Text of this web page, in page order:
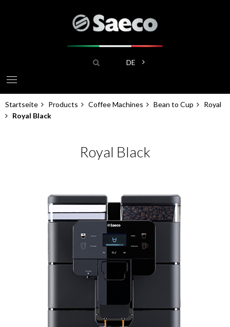
DE Weitere Aktionen auflisten
Pfadnavigation
Startseite Products Coffee Machines Bean to Cup
Royal
Royal Black
Royal Black